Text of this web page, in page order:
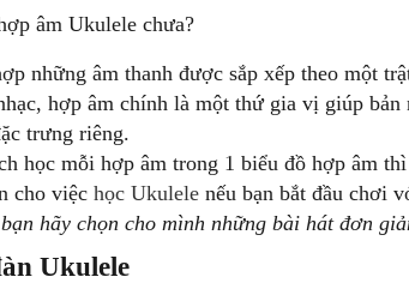
âm Ukulele chưa?
những âm thanh được sắp xếp theo một
hợp âm chính là một thứ gia vị giúp bản
trưng riêng.
học mỗi hợp âm trong 1 biểu đồ hợp âm
cho việc học Ukulele nếu bạn bắt đầu chơi
hãy chọn cho mình những bài hát đơn
Ukulele